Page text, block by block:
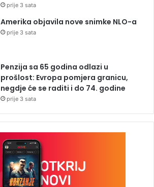
prije 3 sata
Amerika objavila nove snimke NLO-a
prije 3 sata
Penzija sa 65 godina odlazi u
prošlost: Evropa pomjera granicu,
negdje će se raditi i do 74. godine
prije 3 sata